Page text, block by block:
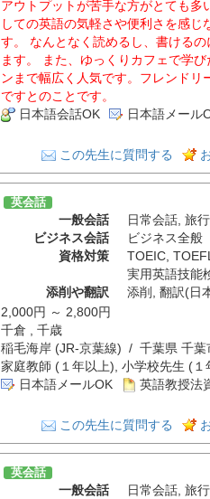
アウトプットが苦手な方がとても多
しての英語の気軽さや便利さを感
す。 なんとなく読めるし、書ける
ます。 また、ゆっくりカフェで学
ンまで幅広く人気です。フレンド
ですとのことです。
日本語会話OK
日本語メール
この先生に質問する
英会話
一般会話 日常会話, 旅
ビジネス会話
ビジネス全般
資格対策
TOEIC, TOEFL
実用英語技能
添削や翻訳
添削 翻訳(日
2,000円 ～ 2,800円
千倉 , 千歳
稲毛海岸 (JR-京葉線) / 千葉県 千葉
家庭教師 (１年以上), 小学校先生 (１
日本語メールOK 英語教授法
この先生に質問する
英会話
一般会話 日常会話, 旅